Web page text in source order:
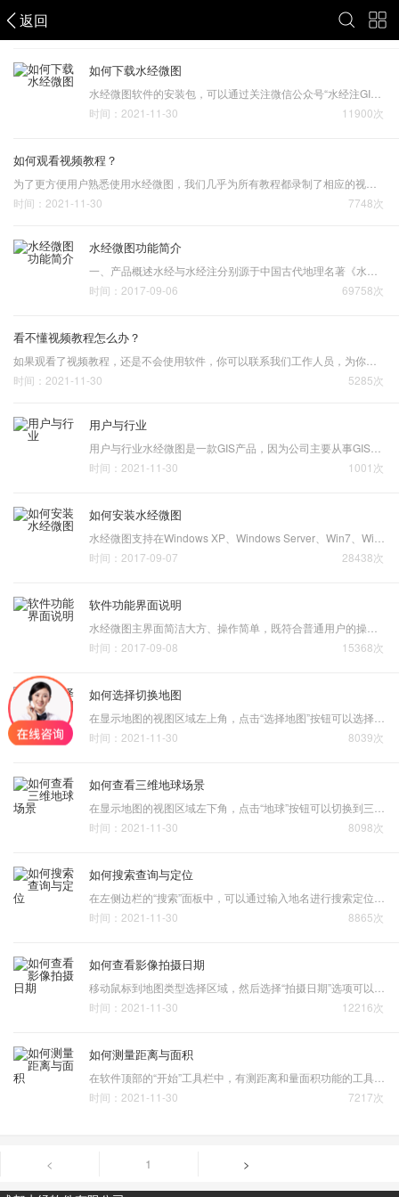
返回
软件教程
如何下载水经微图
11900次
时间：2021-11-30
如何观看视频教程？
7748次
时间：2021-11-30
水经微图功能简介
69758次
时间：2017-09-06
看不懂视频教程怎么办？
5285次
时间：2021-11-30
用户与行业
1001次
时间：2021-11-30
如何安装水经微图
28438次
时间：2017-09-07
软件功能界面说明
15368次
时间：2017-09-08
如何选择切换地图
8039次
时间：2021-11-30
如何查看三维地球场景
8098次
时间：2021-11-30
如何搜索查询与定位
8865次
时间：2021-11-30
如何查看影像拍摄日期
12216次
时间：2021-11-30
如何测量距离与面积
7217次
时间：2021-11-30
< 1 >